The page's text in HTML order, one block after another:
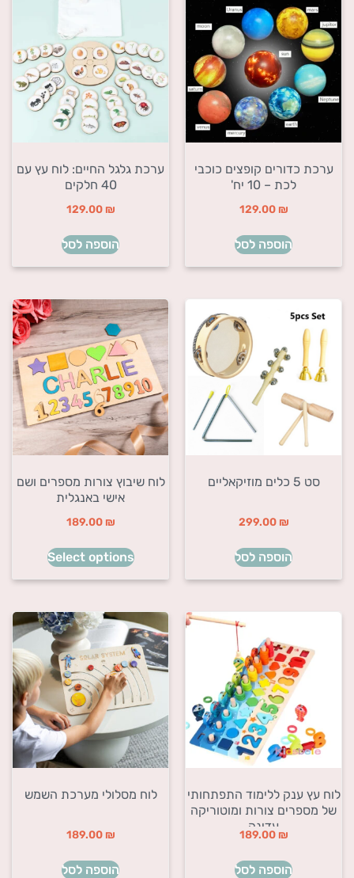
ערכת כדורים קופצים כוכבי
לכת – 10 יח'
129.00 ₪
הוספה לסל
ערכת גלגל החיים: לוח עץ עם
40 חלקים
129.00 ₪
הוספה לסל
סט 5 כלים מוזיקאליים
299.00 ₪
הוספה לסל
לוח שיבוץ צורות מספרים ושם
אישי באנגלית
189.00 ₪
Select options
לוח עץ ענק ללימוד התפתחותי
של מספרים צורות ומוטוריקה
עדינה
189.00 ₪
הוספה לסל
לוח מסלולי מערכת השמש
189.00 ₪
הוספה לסל